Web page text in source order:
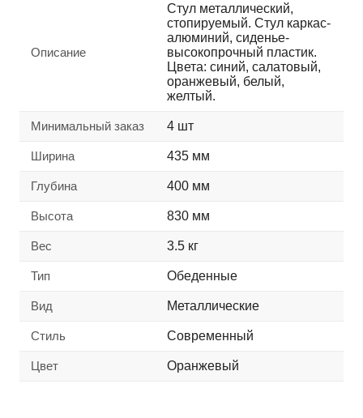
Описание
Стул металлический,
стопируемый. Стул каркас-
алюминий, сиденье-
высокопрочный пластик.
Цвета: синий, салатовый,
оранжевый, белый,
желтый.
Минимальный заказ 4 шт
Ширина 435 мм
Глубина 400 мм
Высота 830 мм
Вес 3.5 кг
Тип Обеденные
Вид Металлические
Стиль Современный
Цвет Оранжевый